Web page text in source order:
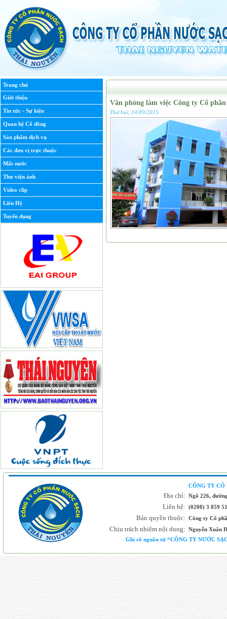
Trang chủ
Giới thiệu
Tin tức - Sự kiện
Quan hệ Cổ đông
Sản phẩm dịch vụ
Các đơn vị trực thuộc
Mất nước
Thư viện ảnh
Video clip
Liên Hệ
Tuyển dụng
Văn phòng làm việc Công ty Cổ
Thứ hai, 14/09/2015
CÔNG TY CỔ
Địa chỉ: Ngõ 226,
Liên hệ: (0208) 3 859
Bản quyền thuộc: Công ty Cổ
Chịu trách nhiệm nội dung: Nguyễn Xuân
Ghi rõ nguồn từ “CÔNG TY NƯỚC